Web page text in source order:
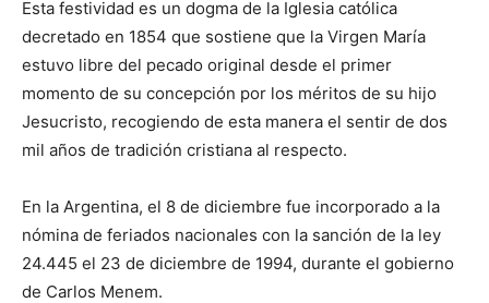
Esta festividad es un dogma de la Iglesia católica
decretado en 1854 que sostiene que la Virgen María
estuvo libre del pecado original desde el primer
momento de su concepción por los méritos de su hijo
Jesucristo, recogiendo de esta manera el sentir de dos
mil años de tradición cristiana al respecto.
En la Argentina, el 8 de diciembre fue incorporado a la
nómina de feriados nacionales con la sanción de la ley
24.445 el 23 de diciembre de 1994, durante el gobierno
de Carlos Menem.